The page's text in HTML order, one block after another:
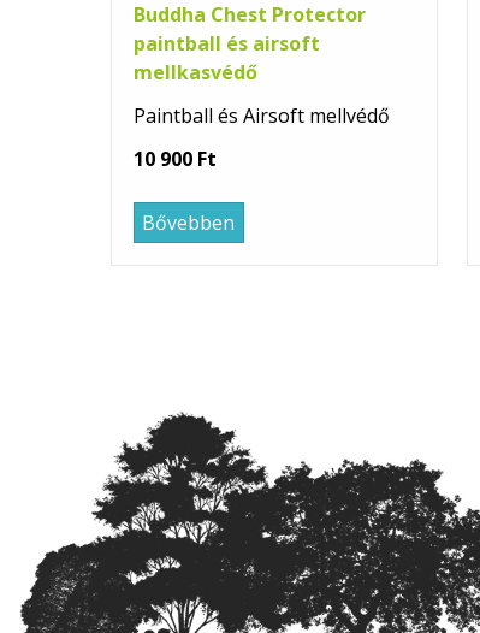
Buddha Chest Protector
paintball és airsoft
mellkasvédő
Paintball és Airsoft mellvédő
10 900 Ft
Bővebben